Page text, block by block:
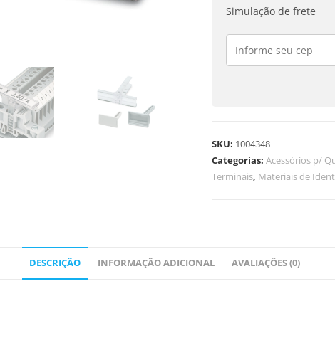
Simulação de frete
SKU: 1004348
Categorias:Acessórios p/
Terminais, Materiais de
DESCRIÇÃO INFORMAÇÃO ADICIONAL AVALIAÇÕES (0)